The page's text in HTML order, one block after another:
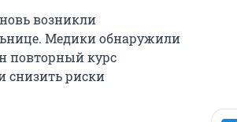
возникли
Медики обнаружили
повторный курс
снизить риски